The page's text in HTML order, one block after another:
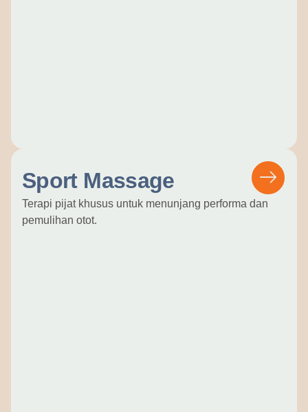
Sport Massage
Terapi pijat khusus untuk menunjang performa dan
pemulihan otot.